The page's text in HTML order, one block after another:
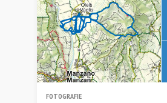
FOTOGRAFIE